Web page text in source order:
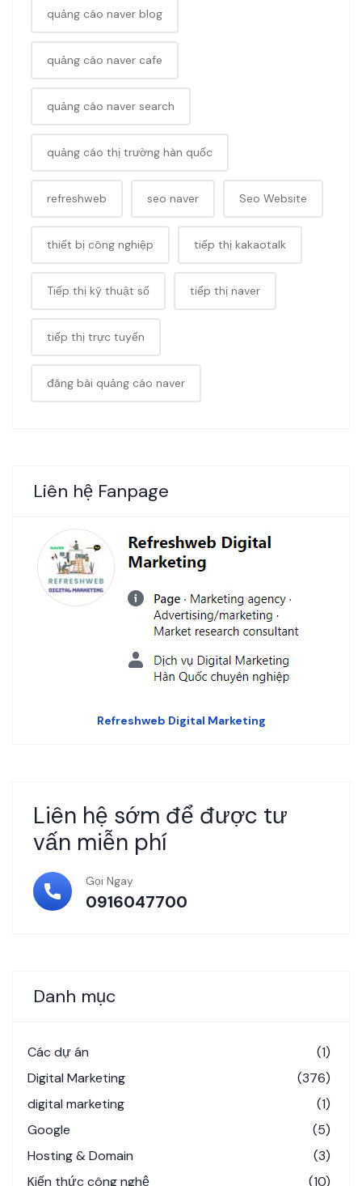
quảng cáo naver blog
quảng cáo naver cafe
quảng cáo naver search
quảng cáo thị trường hàn quốc
refreshweb seo naver Seo Website
thiết bị công nghiệp tiếp thị kakaotalk
Tiếp thị kỹ thuật số tiếp thị naver
tiếp thị trực tuyến
đăng bài quảng cáo naver
Liên hệ Fanpage
Refreshweb Digital Marketing
Liên hệ sớm để được tư
vấn miễn phí
Gọi Ngay
0916047700
Danh mục
Các dự án
(1)
Digital Marketing
(376)
digital marketing
(1)
Google
(5)
Hosting & Domain
(3)
Kiến thức công nghệ
(10)